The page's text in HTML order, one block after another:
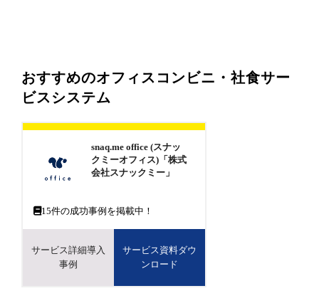
おすすめのオフィスコンビニ・社食サー
ビスシステム
snaq.me office (スナッ
クミーオフィス)「株式
会社スナックミー」
15件の成功事例を掲載中！
サービス詳細導入
事例
サービス資料ダウ
ンロード